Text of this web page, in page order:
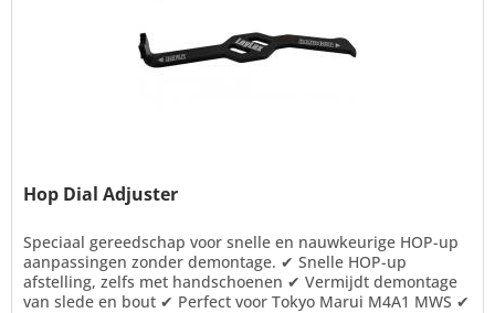
Hop Dial Adjuster
Speciaal gereedschap voor snelle en nauwkeurige HOP-up
aanpassingen zonder demontage. ✔ Snelle HOP-up
afstelling, zelfs met handschoenen ✔ Vermijdt demontage
van slede en bout ✔ Perfect voor Tokyo Marui M4A1 MWS ✔